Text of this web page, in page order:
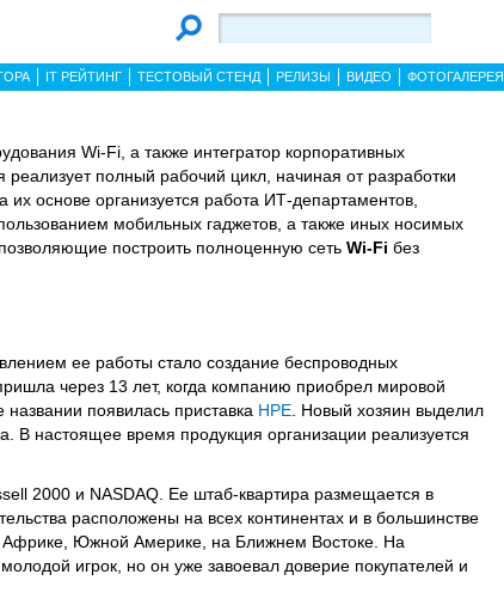
IT РЕЙТИНГ ТЕСТОВЫЙ СТЕНД РЕЛИЗЫ ВИДЕО ФОТОГАЛЕРЕЯ
Wi-Fi, а также интегратор корпоративных
полный рабочий цикл, начиная от разработки
их основе организуется работа ИТ-департаментов,
мобильных гаджетов, а также иных носимых
построить полноценную сеть Wi-Fi без
ее работы стало создание беспроводных
через 13 лет, когда компанию приобрел мировой
появилась приставка HPE . Новый хозяин выделил
В настоящее время продукция организации реализуется
2000 и NASDAQ. Ее штаб-квартира размещается в
расположены на всех континентах и в большинстве
Африке, Южной Америке, на Ближнем Востоке. На
игрок, но он уже завоевал доверие покупателей и